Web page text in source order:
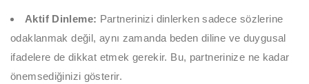
Aktif Dinleme: Partnerinizi dinlerken sadece sözlerine
odaklanmak değil, aynı zamanda beden diline ve duygusal
ifadelere de dikkat etmek gerekir. Bu, partnerinize ne kadar
önemsediğinizi gösterir.